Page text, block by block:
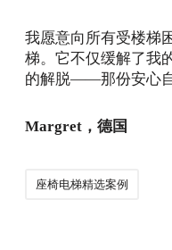
我愿意向所有受楼梯
梯。它不仅缓解了我
的解脱——那份安心自
Margret，德国
座椅电梯精选案例